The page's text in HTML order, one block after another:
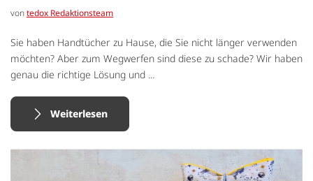
vontedox Redaktionsteam
Sie haben Handtücher zu Hause, die Sie nicht länger verwenden
möchten? Aber zum Wegwerfen sind diese zu schade? Wir haben
genau die richtige Lösung und ...
Weiterlesen